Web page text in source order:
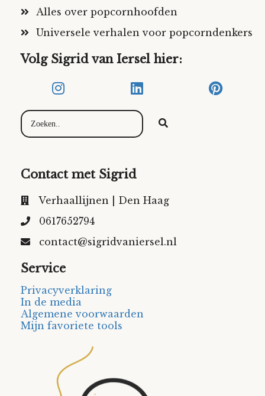
Alles over popcornhoofden
Universele verhalen voor popcorndenkers
Volg Sigrid van Iersel hier:
Contact met Sigrid
Verhaallijnen | Den Haag
0617652794
contact@sigridvaniersel.nl
Service
Privacyverklaring
In de media
Algemene voorwaarden
Mijn favoriete tools